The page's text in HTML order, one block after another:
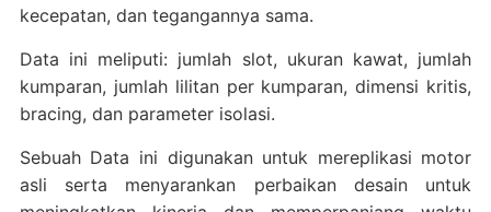
kecepatan, dan tegangannya sama.
Data ini meliputi: jumlah slot, ukuran kawat, jumlah
kumparan, jumlah lilitan per kumparan, dimensi kritis,
bracing, dan parameter isolasi.
Sebuah Data ini digunakan untuk mereplikasi motor
asli serta menyarankan perbaikan desain untuk